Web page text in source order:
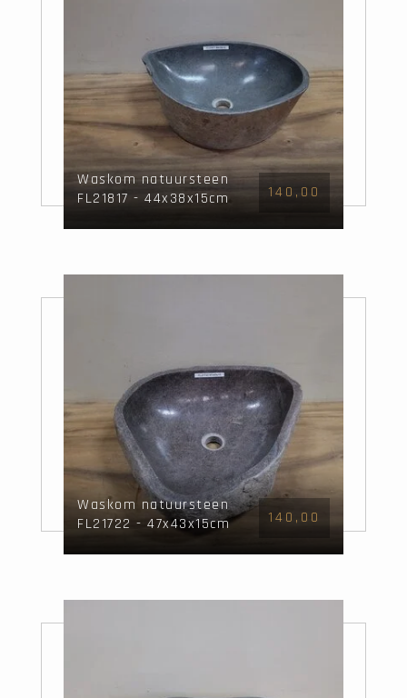
Waskom natuursteen
FL21817 - 44x38x15cm
140,00
Waskom natuursteen
FL21722 - 47x43x15cm
140,00